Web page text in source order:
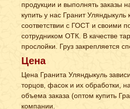
продукции и выполнять заказы
купить у нас Гранит
соответствии с ГОСТ и своими
сотрудником ОТК. В качестве
прослойки. Груз закрепляется
Цена
Цена Гранита Уляндыкуль
торцов, фасок и их обработки,
объема заказа (оптом купить
компании.